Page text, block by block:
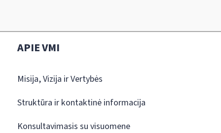
APIE VMI
Misija, Vizija ir Vertybės
Struktūra ir kontaktinė informacija
Konsultavimasis su visuomene